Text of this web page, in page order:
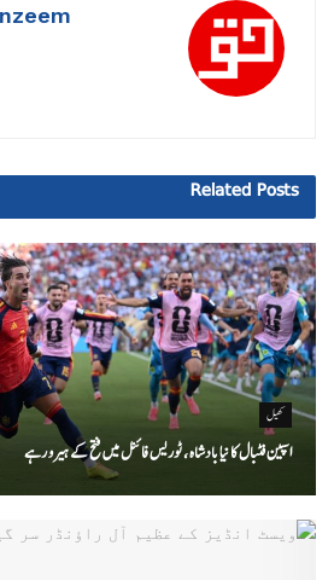
Related Posts
کھیل
اسپین فٹبال کا نیا بادشاہ ، ٹوریس فائنل میں فتح کے ہیرو رہے